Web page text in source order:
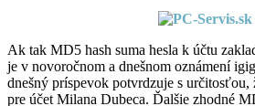
Ak tak MD5 hash suma hesla k účtu
je v novoročnom a dnešnom oznámení
dnešný príspevok potvrdzuje s určitosťou,
pre účet Milana Dubeca. Ďalšie zhodné